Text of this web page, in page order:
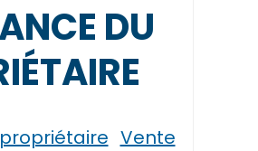
DU
Vente